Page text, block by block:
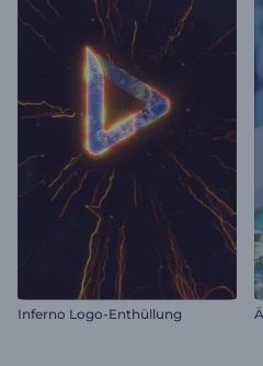
Inferno Logo-Enthüllung